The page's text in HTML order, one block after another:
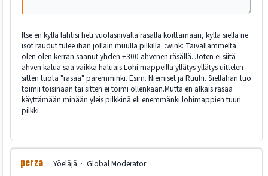
Itse en kyllä lähtisi heti vuolasnivalla räsällä koittamaan, kyllä siellä ne
isot raudut tulee ihan jollain muulla pilkillä :wink: Taivallammelta
olen olen kerran saanut yhden +300 ahvenen räsällä. Joten ei siitä
ahven kalua saa vaikka haluais.Lohi mappeilla yllätys yllätys uittelen
sitten tuota "räsää" paremminki. Esim. Niemiset ja Ruuhi. Siellähän tuo
toimii toisinaan tai sitten ei toimi ollenkaan.Mutta en alkais räsää
käyttämään minään yleis pilkkinä eli enemmänki lohimappien tuuri
pilkki
perza Yöeläjä Global Moderator